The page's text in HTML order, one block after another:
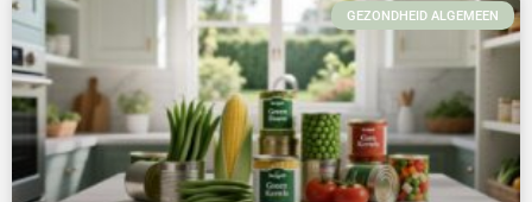
GEZONDHEID ALGEMEEN